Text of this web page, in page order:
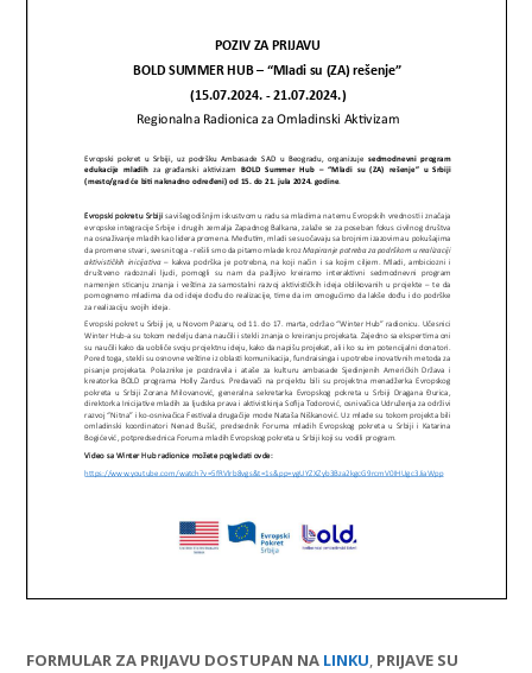
FORMULAR ZA PRIJAVU DOSTUPAN NA LINKU, PRIJAVE SU